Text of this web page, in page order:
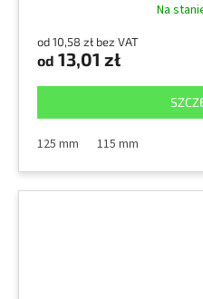
Na
od 10,58 zł bez VAT
od 13,01 zł
125 mm 115 mm